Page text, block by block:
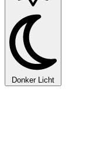
Donker Licht